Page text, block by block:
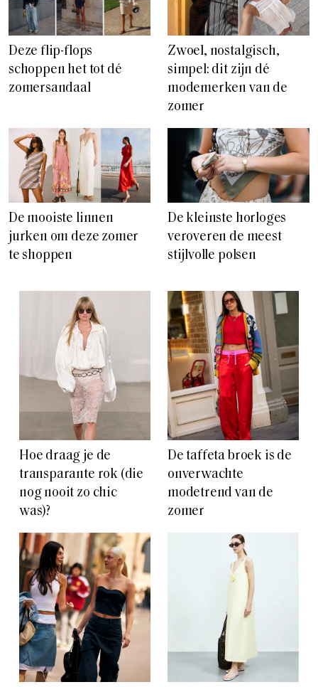
Deze flip-flops
schoppen het tot dé
zomersandaal
Zwoel, nostalgisch,
simpel: dit zijn dé
modemerken van de
zomer
De mooiste linnen
jurken om deze zomer
te shoppen
De kleinste horloges
veroveren de meest
stijlvolle polsen
Hoe draag je de
transparante rok (die
nog nooit zo chic
was)?
De taffeta broek is de
onverwachte
modetrend van de
zomer